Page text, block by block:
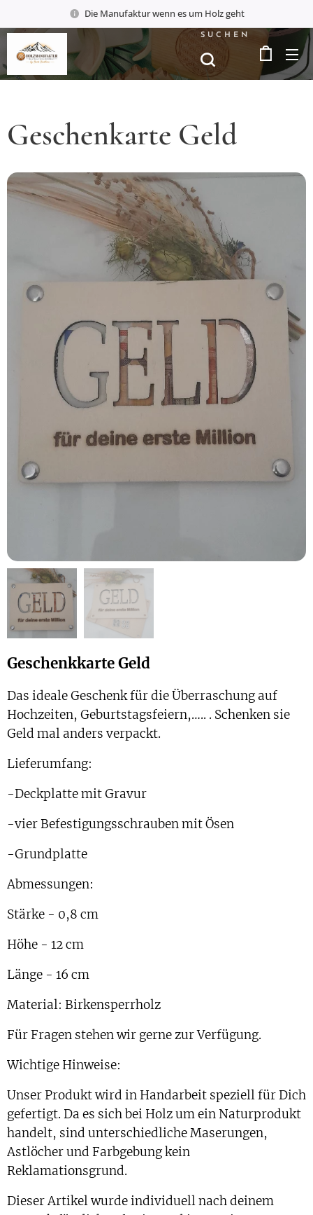
Die Manufaktur wenn es um Holz geht
SUCHEN
Geschenkarte Geld
Geschenkkarte Geld
Das ideale Geschenk für die Überraschung auf
Hochzeiten, Geburtstagsfeiern,….. . Schenken sie
Geld mal anders verpackt.
Lieferumfang:
-Deckplatte mit Gravur
-vier Befestigungsschrauben mit Ösen
-Grundplatte
Abmessungen:
Stärke - 0,8 cm
Höhe - 12 cm
Länge - 16 cm
Material: Birkensperrholz
Für Fragen stehen wir gerne zur Verfügung.
Wichtige Hinweise:
Unser Produkt wird in Handarbeit speziell für Dich
gefertigt. Da es sich bei Holz um ein Naturprodukt
handelt, sind unterschiedliche Maserungen,
Astlöcher und Farbgebung kein
Reklamationsgrund.
Dieser Artikel wurde individuell nach deinem